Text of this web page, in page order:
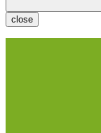
close